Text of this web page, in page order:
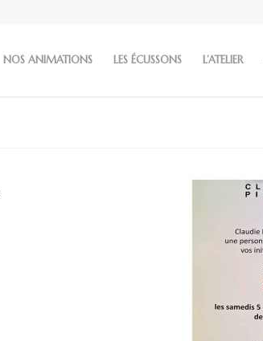
NOS ANIMATIONS LES ÉCUSSONS L’ATELIER